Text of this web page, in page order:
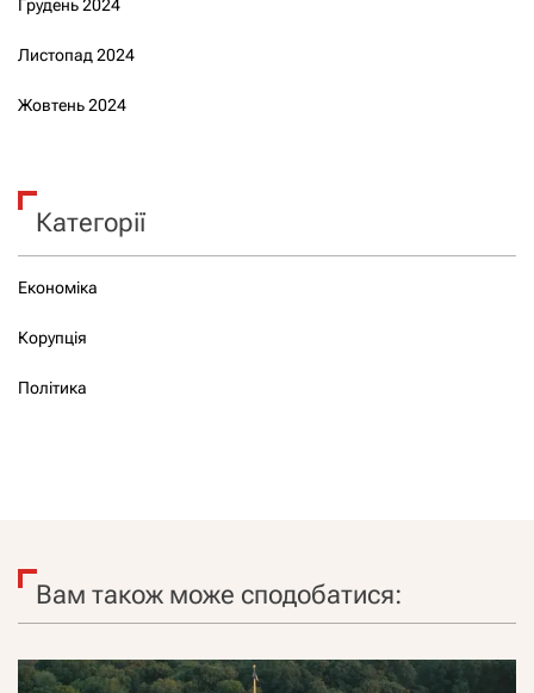
Грудень 2024
Листопад 2024
Жовтень 2024
Категорії
Економіка
Корупція
Політика
Вам також може сподобатися: